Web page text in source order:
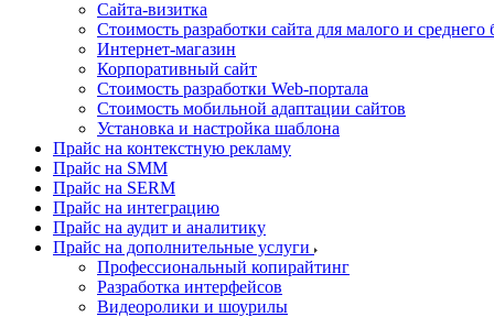
Cайта-визитка
Стоимость разработки сайта для малого и среднего
Интернет-магазин
Корпоративный сайт
Стоимость разработки Web-портала
Стоимость мобильной адаптации сайтов
Установка и настройка шаблона
Прайс на контекстную рекламу
Прайс на SMM
Прайс на SERM
Прайс на интеграцию
Прайс на аудит и аналитику
Прайс на дополнительные услуги
Профессиональный копирайтинг
Разработка интерфейсов
Видеоролики и шоурилы